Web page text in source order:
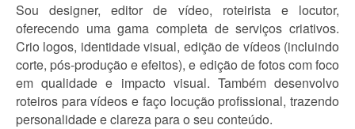
Sou designer, editor de vídeo, roteirista e locutor,
oferecendo uma gama completa de serviços criativos.
Crio logos, identidade visual, edição de vídeos (incluindo
corte, pós-produção e efeitos), e edição de fotos com foco
em qualidade e impacto visual. Também desenvolvo
roteiros para vídeos e faço locução profissional, trazendo
personalidade e clareza para o seu conteúdo.